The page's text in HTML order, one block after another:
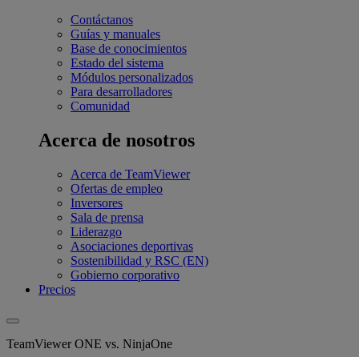
Contáctanos
Guías y manuales
Base de conocimientos
Estado del sistema
Módulos personalizados
Para desarrolladores
Comunidad
Acerca de nosotros
Acerca de TeamViewer
Ofertas de empleo
Inversores
Sala de prensa
Liderazgo
Asociaciones deportivas
Sostenibilidad y RSC (EN)
Gobierno corporativo
Precios
TeamViewer ONE vs. NinjaOne